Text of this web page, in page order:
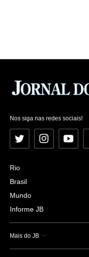
Nos siga nas redes sociais!
Twitter Instagram
Rio
Brasil
Mundo
Informe JB
Mais do JB
Esportes